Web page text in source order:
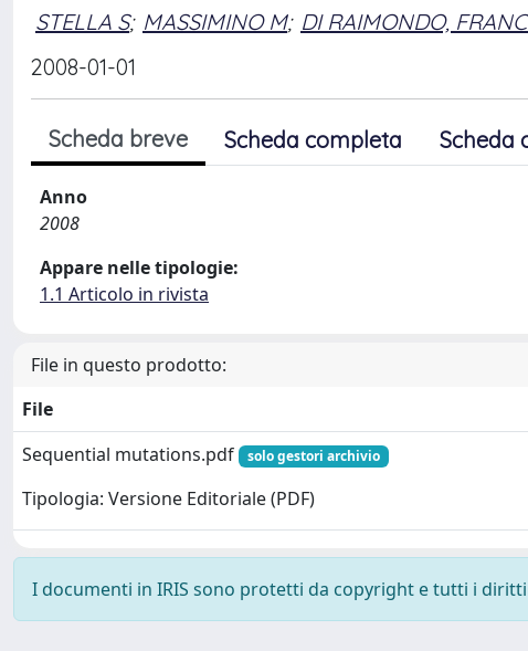
STELLA S; MASSIMINO M; DI RAIMONDO,
2008-01-01
Scheda breve Scheda completa Scheda
Anno
2008
Appare nelle tipologie:
1.1 Articolo in rivista
File in questo prodotto:
File
Sequential mutations.pdf
solo gestori archivio
Tipologia: Versione Editoriale (PDF)
I documenti in IRIS sono protetti da copyright e tutti i